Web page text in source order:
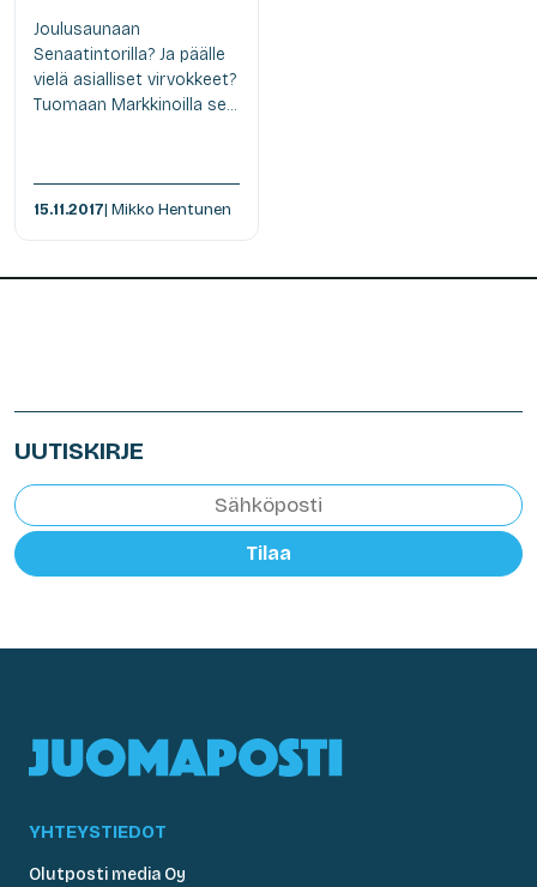
Joulusaunaan
Senaatintorilla? Ja päälle
vielä asialliset virvokkeet?
Tuomaan Markkinoilla se...
15.11.2017| Mikko Hentunen
UUTISKIRJE
Tilaa
YHTEYSTIEDOT
Olutposti media Oy